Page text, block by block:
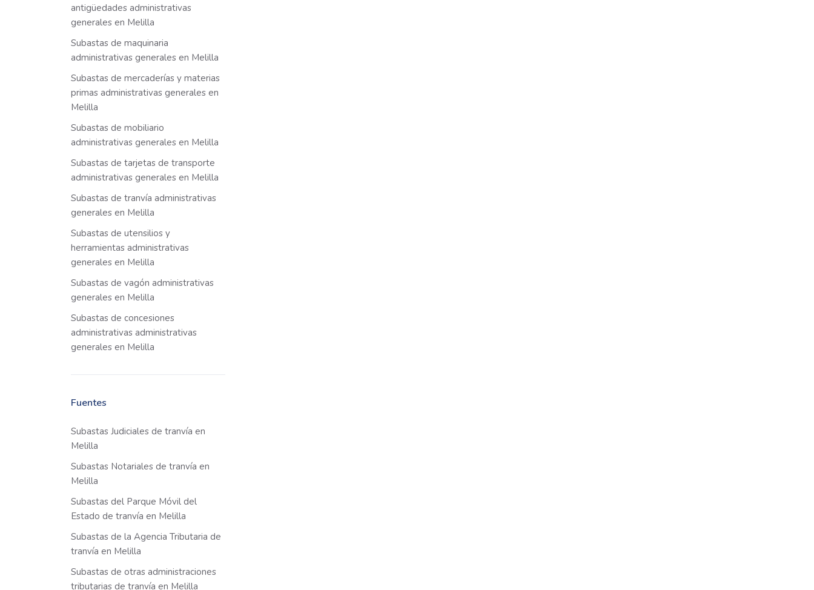
antigüedades administrativas
generales en Melilla
Subastas de maquinaria
administrativas generales en Melilla
Subastas de mercaderías y materias
primas administrativas generales en
Melilla
Subastas de mobiliario
administrativas generales en Melilla
Subastas de tarjetas de transporte
administrativas generales en Melilla
Subastas de tranvía administrativas
generales en Melilla
Subastas de utensilios y
herramientas administrativas
generales en Melilla
Subastas de vagón administrativas
generales en Melilla
Subastas de concesiones
administrativas administrativas
generales en Melilla
Fuentes
Subastas Judiciales de tranvía en
Melilla
Subastas Notariales de tranvía en
Melilla
Subastas del Parque Móvil del
Estado de tranvía en Melilla
Subastas de la Agencia Tributaria de
tranvía en Melilla
Subastas de otras administraciones
tributarias de tranvía en Melilla